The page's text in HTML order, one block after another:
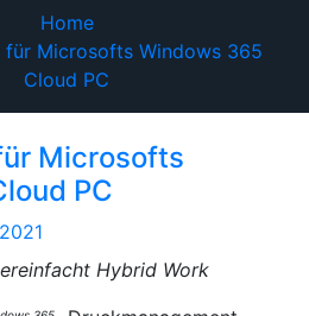
Home
für Microsofts Windows 365
Cloud PC
Microsofts
PC
Hybrid Work